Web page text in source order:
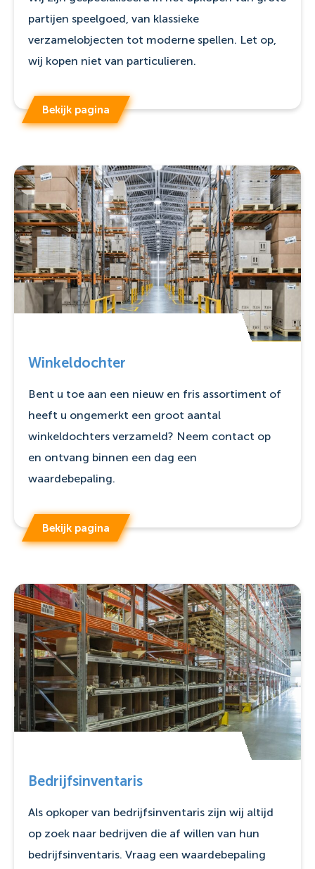
partijen speelgoed, van klassieke
verzamelobjecten tot moderne spellen. Let op,
wij kopen niet van particulieren.
Bekijk pagina
Winkeldochter
Bent u toe aan een nieuw en fris assortiment of
heeft u ongemerkt een groot aantal
winkeldochters verzameld? Neem contact op
en ontvang binnen een dag een
waardebepaling.
Bekijk pagina
Bedrijfsinventaris
Als opkoper van bedrijfsinventaris zijn wij altijd
op zoek naar bedrijven die af willen van hun
bedrijfsinventaris. Vraag een waardebepaling